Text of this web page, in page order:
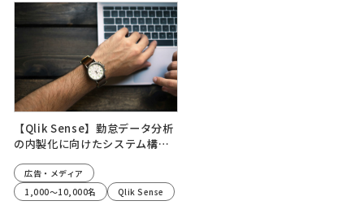
【Qlik Sense】勤怠データ分析
の内製化に向けたシステム構
広告・メディア
1,000～10,000名
Qlik Sense